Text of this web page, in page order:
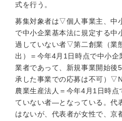
式を行う。
募集対象者は▽個人事業主、中
で中小企業基本法に規定する中
過していない者▽第二創業（業
出）＝今年4月1日時点で中小
業者であって、新規事業開始後
承した事業での応募は不可）
農業生産法人＝今年4月1日時点
ていない者—となっている。代
はないが、代表者が女性で、京